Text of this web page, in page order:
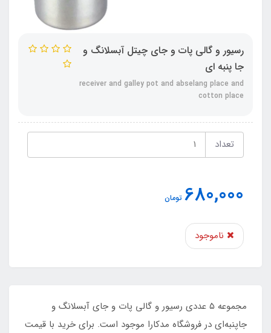
رسیور و گالی پات و جای چیتل آبسلانگ و
جا پنبه ای
receiver and galley pot and abselang place and
cotton place
تعداد
680,000 تومان
ناموجود
مجموعه ۵ عددی رسیور و گالی‌ پات و جای ‌آبسلانگ و
جاپنبه‌ای در فروشگاه مدکارا موجود است. برای خرید با قیمت